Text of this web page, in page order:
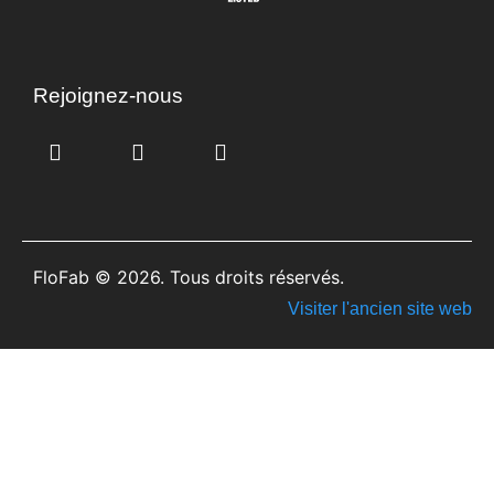
Rejoignez-nous
FloFab © 2026. Tous droits réservés.
Visiter l'ancien site web